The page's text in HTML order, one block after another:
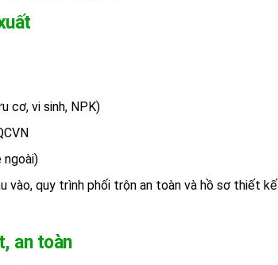
cơ, vi sinh, NPK)
ngoài)
vào, quy trình phối trộn an toàn và hồ sơ thiết kế
an toàn